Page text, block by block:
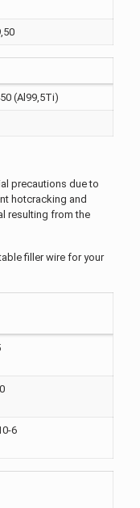
(Al99,5Ti)
precautions due to
hotcracking and
resulting from the
filler wire for your
6